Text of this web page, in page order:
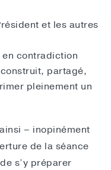
et les autres
contradiction
partagé,
pleinement un
– inopinément
de la séance
s’y préparer